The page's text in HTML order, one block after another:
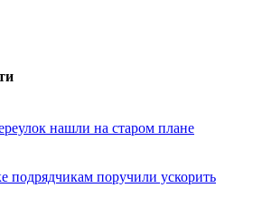
нашли на старом плане
подрядчикам поручили ускорить